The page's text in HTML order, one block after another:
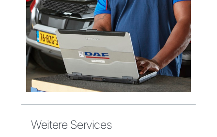
Weitere Services